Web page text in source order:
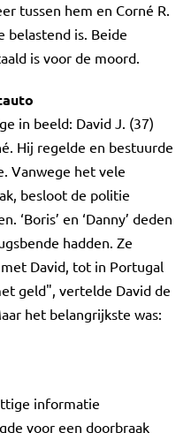
tussen hem en Corné R.
belastend is. Beide
is voor de moord.
in beeld: David J. (37)
Hij regelde en bestuurde
Vanwege het vele
besloot de politie
‘Boris’ en ‘Danny’ deden
hadden. Ze
David, tot in Portugal
geld", vertelde David de
het belangrijkste was:
informatie
voor een doorbraak